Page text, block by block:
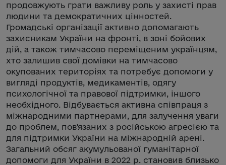
продовжують грати важливу роль у захисті прав
людини та демократичних цінностей.
Громадські організації активно допомагають
захисникам України на фронті, в зоні бойових
дій, а також тимчасово переміщеним українцям,
хто залишив свої домівки на тимчасово
окупованих територіях та потребує допомоги у
вигляді продуктів, медикаментів, одягу
психологічної та правової підтримки, іншого
необхідного. Відбувається активна співпраця з
міжнародними партнерами, для залучення уваги
до проблем, пов'язаних з російською агресією та
для підтримки України на міжнародній арені.
Загальний обсяг акумульованої гуманітарної
допомоги для України в 2022 р. становив близько